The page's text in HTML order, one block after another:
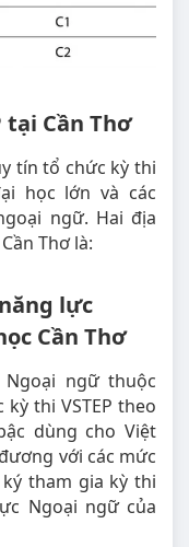
tại Cần Thơ
tín tổ chức kỳ thi
học lớn và các
ngữ. Hai địa
Thơ là:
lực
Cần Thơ
ngữ thuộc
thi VSTEP theo
dùng cho Việt
với các mức
ký tham gia kỳ thi
Ngoại ngữ của